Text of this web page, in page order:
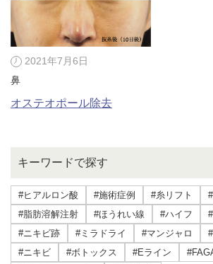
キーワードで探す
#ヒアルロン酸 #施術症例 #糸リフト
#脂肪溶解注射
#ほうれい線 #ハイフ
#ニキビ跡
#ミラドライ #マンジャロ
#ニキビ
#ボトックス #Eライン
2021年7月6日
鼻
オステオポール除去